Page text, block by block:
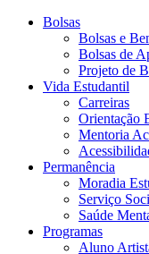
Bolsas
Bolsas e
Bolsas de
Projeto de
Vida Estudantil
Carreiras
Orientação
Mentoria
Permanência
Moradia
Serviço
Saúde
Programas
Aluno